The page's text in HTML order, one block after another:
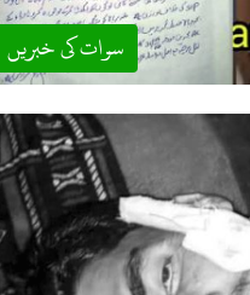
سوات کی خبریں